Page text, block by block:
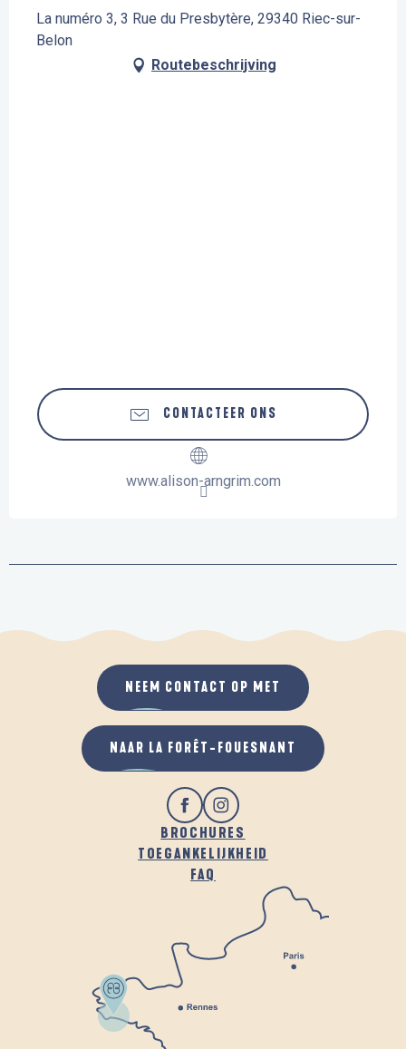
La numéro 3, 3 Rue du Presbytère, 29340 Riec-sur-
Belon
Routebeschrijving
CONTACTEER ONS
www.alison-arngrim.com
BROCHURES
TOEGANKELIJKHEID
FAQ
NEEM CONTACT OP MET
NAAR LA FORÊT-FOUESNANT